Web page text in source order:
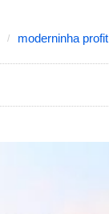
moderninha profit